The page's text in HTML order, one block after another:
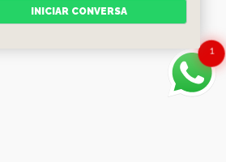
1
INICIAR CONVERSA